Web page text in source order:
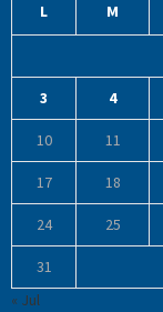
L M
3 4
10 11
17 18
24 25
31
« Jul